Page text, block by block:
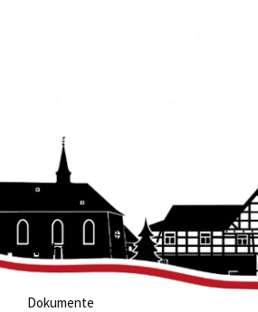
Wichtige Links
Dokumente